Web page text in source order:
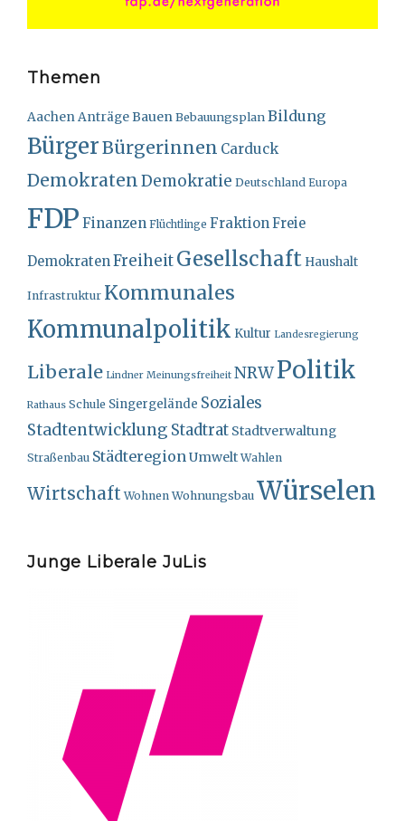
Themen
AachenAnträgeBauenBebauungsplanBildung
BürgerBürgerinnen Carduck
Demokraten Demokratie Deutschland Europa
FDP Finanzen Flüchtlinge Fraktion Freie
Demokraten FreiheitGesellschaft Haushalt
Infrastruktur Kommunales
Kommunalpolitik Kultur Landesregierung
Liberale Lindner Meinungsfreiheit NRWPolitik
Rathaus Schule Singergelände Soziales
Stadtentwicklung Stadtrat Stadtverwaltung
Straßenbau Städteregion Umwelt Wahlen
Wirtschaft Wohnen WohnungsbauWürselen
Junge Liberale JuLis